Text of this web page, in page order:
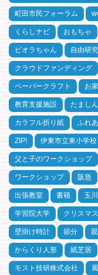
町田市民フォーラム
くらしナビ おもちゃ
ビオラちゃん 自由研究
クラウドファンディング
ペーパークラフト お家
教育支援施設 たまし
カラフル折り紙 ふれ
ZIP! 伊東市立東小学校
父と子のワークショップ
ワークショップ 阪急
出張教室 書籍 玉
学習院大学 クリスマ
壁掛け時計 節分
からくり人形 紙芝居
モスト技研株式会社